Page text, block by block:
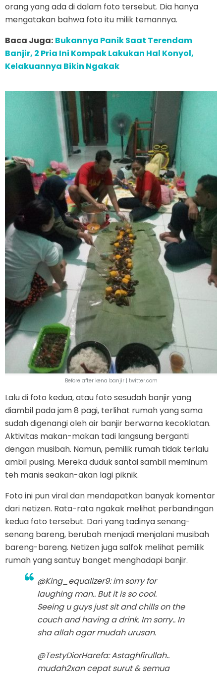
orang yang ada di dalam foto tersebut. Dia hanya
mengatakan bahwa foto itu milik temannya.
Baca Juga: Bukannya Panik Saat Terendam
Banjir, 2 Pria Ini Kompak Lakukan Hal Konyol,
Kelakuannya Bikin Ngakak
Before after kena banjir | twitter.com
Lalu di foto kedua, atau foto sesudah banjir yang
diambil pada jam 8 pagi, terlihat rumah yang sama
sudah digenangi oleh air banjir berwarna kecoklatan.
Aktivitas makan-makan tadi langsung berganti
dengan musibah. Namun, pemilik rumah tidak terlalu
ambil pusing. Mereka duduk santai sambil meminum
teh manis seakan-akan lagi piknik.
Foto ini pun viral dan mendapatkan banyak komentar
dari netizen. Rata-rata ngakak melihat perbandingan
kedua foto tersebut. Dari yang tadinya senang-
senang bareng, berubah menjadi menjalani musibah
bareng-bareng. Netizen juga salfok melihat pemilik
rumah yang santuy banget menghadapi banjir.
@King_equalizer9: im sorry for
laughing man.. But it is so cool.
Seeing u guys just sit and chills on the
couch and having a drink. Im sorry.. In
sha allah agar mudah urusan.
@TestyDiorHarefa: Astaghfirullah..
mudah2xan cepat surut & semua